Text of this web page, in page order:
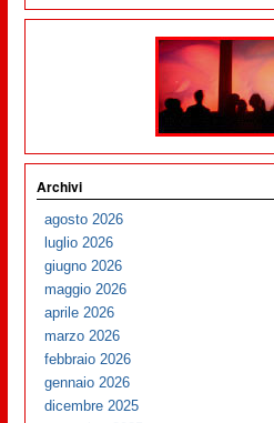
Archivi
agosto 2026
luglio 2026
giugno 2026
maggio 2026
aprile 2026
marzo 2026
febbraio 2026
gennaio 2026
dicembre 2025